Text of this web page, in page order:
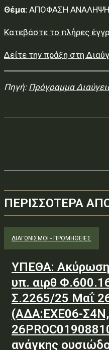
Θέμα: ΑΠΟΦΑΣΗ
Κατεβάστε το πλήρες
Δείτε την πράξη στη
Πηγή: Πρόγραμμα
ΠΕΡΙΣΣΟΤΕΡΑ
ΔΙΑΓΩΝΙΣΜΟΊ - ΠΡΟΜΉΘΕΙΕΣ
ΥΠΕΘΑ:
υπ. αιρθ
Σ.2265/25 Μαΐ
(ΑΔΑ:ΕΧΕ06-
ανάγκης